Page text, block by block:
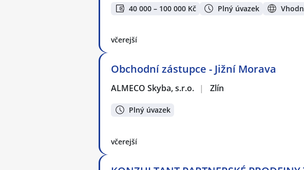
40 000 – 100 000 Kč Plný úvazek
včerejší
Obchodní zástupce - Jižní Morava
ALMECO Skyba, s.r.o. | Zlín
Plný úvazek
včerejší